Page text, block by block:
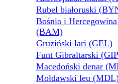
Rubel białoruski
Bośnia i
(BAM)
Gruziński lari (GEL)
Funt Gibraltarski
Macedoński denar
Mołdawski leu